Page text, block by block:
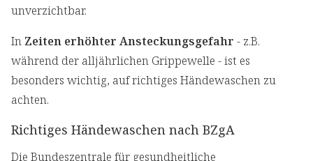
unverzichtbar.
In Zeiten erhöhter Ansteckungsgefahr - z.B.
während der alljährlichen Grippewelle - ist es
besonders wichtig, auf richtiges Händewaschen zu
achten.
Richtiges Händewaschen nach BZgA
Die Bundeszentrale für gesundheitliche